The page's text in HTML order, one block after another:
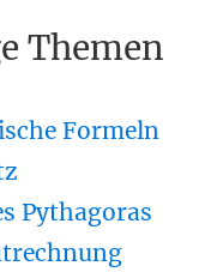
Themen
Formeln
Pythagoras